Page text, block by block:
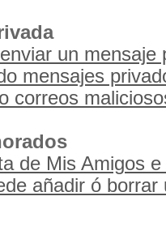
un mensaje
mensajes
correos
de Mis Amigos
añadir ó